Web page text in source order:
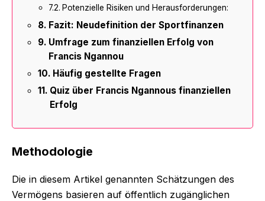
Potenzielle Risiken und Herausforderungen:
Fazit: Neudefinition der Sportfinanzen
Umfrage zum finanziellen Erfolg von
Francis Ngannou
Häufig gestellte Fragen
Quiz über Francis Ngannous finanziellen
Erfolg
Methodologie
Die in diesem Artikel genannten Schätzungen des
Vermögens basieren auf öffentlich zugänglichen